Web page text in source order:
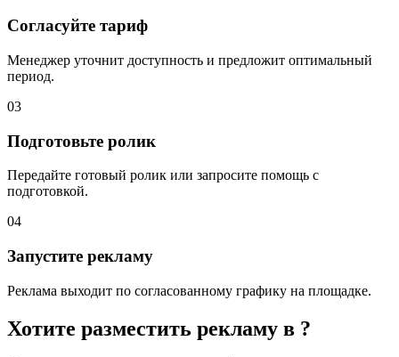
Согласуйте тариф
Менеджер уточнит доступность и предложит оптимальный
период.
03
Подготовьте ролик
Передайте готовый ролик или запросите помощь с
подготовкой.
04
Запустите рекламу
Реклама выходит по согласованному графику на площадке.
Хотите разместить рекламу в ?